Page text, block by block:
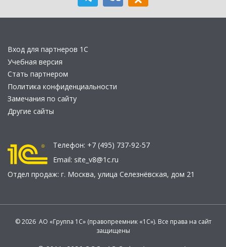
Вход для партнеров 1С
Учебная версия
Стать партнером
Политика конфиденциальности
Замечания по сайту
Другие сайты
Телефон: +7 (495) 737-92-57
Email: site_v8@1c.ru
Отдел продаж: г. Москва, улица Селезнёвская, дом 21
© 2026 АО «Группа 1С» (правопреемник «1С»). Все права на сайт
защищены